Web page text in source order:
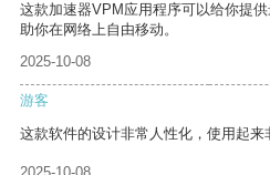
这款加速器VPM应用程序可以给你提
助你在网络上自由移动。
2025-10-08
游客
这款软件的设计非常人性化，使用起来